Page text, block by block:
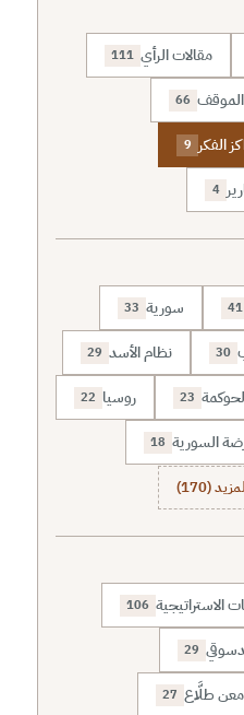
مقالات الرأي 111
الموقف 66
الفكر 9
4
41 سورية 33
30 نظام الأسد 29
23 روسيا 22
السورية 18
(170)
الاستراتيجية 106
29
معن طلَّاع 27